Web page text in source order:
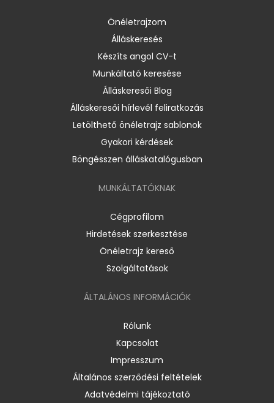
Önéletrajzom
Álláskeresés
Készíts angol CV-t
Munkáltató keresése
Álláskeresői Blog
Álláskeresői hírlevél feliratkozás
Letölthető önéletrajz sablonok
Gyakori kérdések
Böngésszen álláskatalógusban
MUNKÁLTATÓKNAK
Cégprofilom
Hirdetések szerkesztése
Önéletrajz kereső
Szolgáltatások
ÁLTALÁNOS INFORMÁCIÓK
Rólunk
Kapcsolat
Impresszum
Általános szerződési feltételek
Adatvédelmi tájékoztató